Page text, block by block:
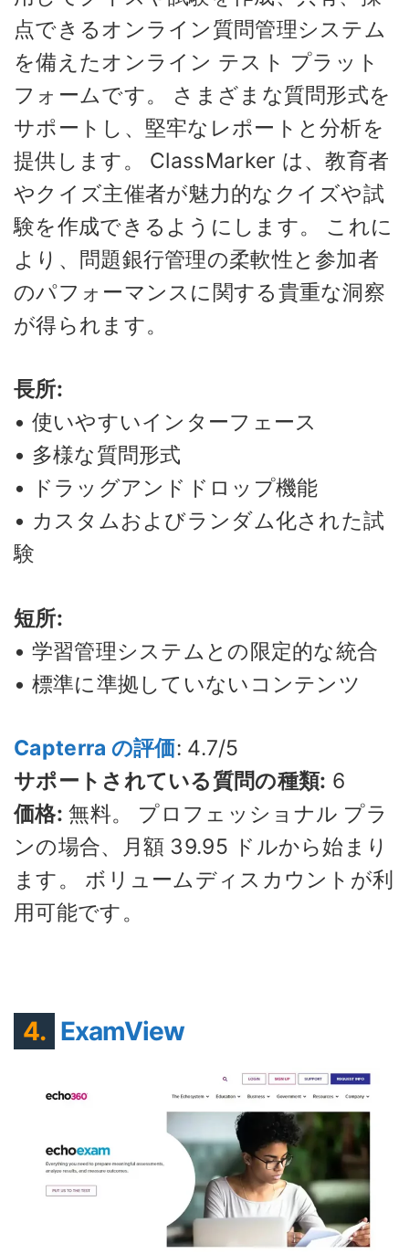
点できるオンライン質問管理システム
を備えたオンライン テスト プラット
フォームです。 さまざまな質問形式を
サポートし、堅牢なレポートと分析を
提供します。 ClassMarker は、教育者
やクイズ主催者が魅力的なクイズや試
験を作成できるようにします。 これに
より、問題銀行管理の柔軟性と参加者
のパフォーマンスに関する貴重な洞察
が得られます。
長所:
• 使いやすいインターフェース
• 多様な質問形式
• ドラッグアンドドロップ機能
• カスタムおよびランダム化された試
験
短所:
• 学習管理システムとの限定的な統合
• 標準に準拠していないコンテンツ
Capterra の評価: 4.7/5
サポートされている質問の種類: 6
価格: 無料。 プロフェッショナル プラ
ンの場合、月額 39.95 ドルから始まり
ます。 ボリュームディスカウントが利
用可能です。
4. ExamView